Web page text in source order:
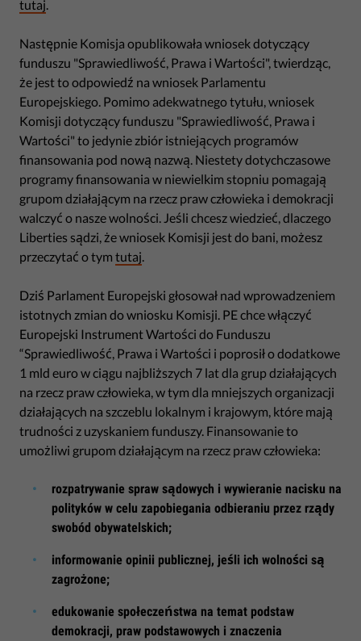
tutaj.
Następnie Komisja opublikowała wniosek dotyczący
funduszu "Sprawiedliwość, Prawa i Wartości", twierdząc,
że jest to odpowiedź na wniosek Parlamentu
Europejskiego. Pomimo adekwatnego tytułu, wniosek
Komisji dotyczący funduszu "Sprawiedliwość, Prawa i
Wartości" to jedynie zbiór istniejących programów
finansowania pod nową nazwą. Niestety dotychczasowe
programy finansowania w niewielkim stopniu pomagają
grupom działającym na rzecz praw człowieka i demokracji
walczyć o nasze wolności. Jeśli chcesz wiedzieć, dlaczego
Liberties sądzi, że wniosek Komisji jest do bani, możesz
przeczytać o tym tutaj.
Dziś Parlament Europejski głosował nad wprowadzeniem
istotnych zmian do wniosku Komisji. PE chce włączyć
Europejski Instrument Wartości do Funduszu
“Sprawiedliwość, Prawa i Wartości i poprosił o dodatkowe
1 mld euro w ciągu najbliższych 7 lat dla grup działających
na rzecz praw człowieka, w tym dla mniejszych organizacji
działających na szczeblu lokalnym i krajowym, które mają
trudności z uzyskaniem funduszy. Finansowanie to
umożliwi grupom działającym na rzecz praw człowieka:
rozpatrywanie spraw sądowych i wywieranie nacisku na
polityków w celu zapobiegania odbieraniu przez rządy
swobód obywatelskich;
informowanie opinii publicznej, jeśli ich wolności są
zagrożone;
edukowanie społeczeństwa na temat podstaw
demokracji, praw podstawowych i znaczenia